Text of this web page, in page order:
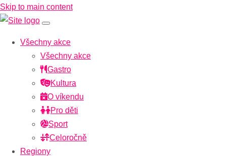
Skip to main content
Všechny akce
Všechny akce
Gastro
Kultura
O víkendu
Pro děti
Sport
Celoročně
Regiony